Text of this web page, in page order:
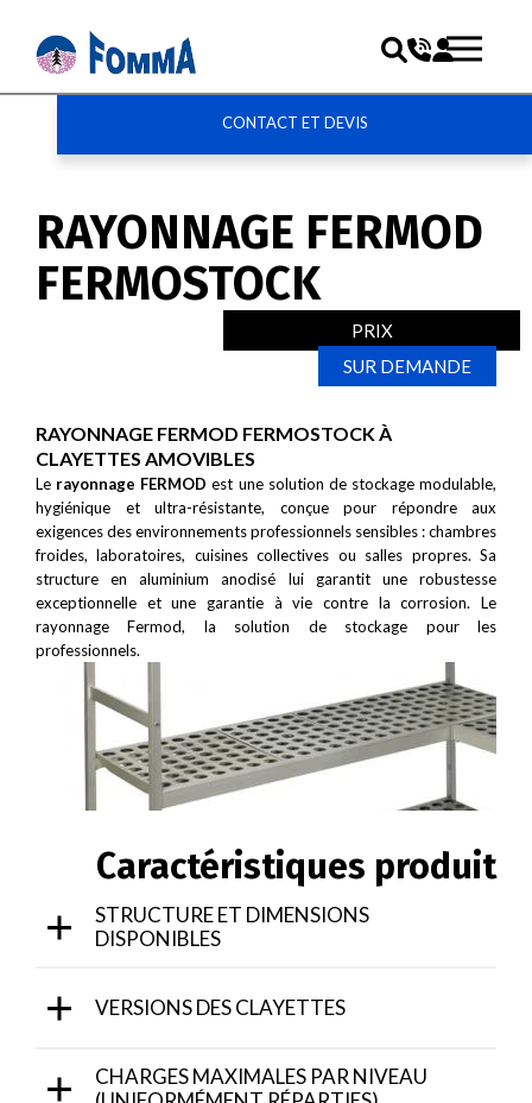
CONTACT ET DEVIS
RAYONNAGE FERMOD
FERMOSTOCK
SUR DEMANDE
PRIX
RAYONNAGE FERMOD FERMOSTOCK À
CLAYETTES AMOVIBLES
Le rayonnage FERMOD est une solution de stockage modulable,
hygiénique et ultra-résistante, conçue pour répondre aux
exigences des environnements professionnels sensibles : chambres
froides, laboratoires, cuisines collectives ou salles propres. Sa
structure en aluminium anodisé lui garantit une robustesse
exceptionnelle et une garantie à vie contre la corrosion. Le
rayonnage Fermod, la solution de stockage pour les
professionnels.
Caractéristiques produit
STRUCTURE ET DIMENSIONS
DISPONIBLES
VERSIONS DES CLAYETTES
CHARGES MAXIMALES PAR NIVEAU